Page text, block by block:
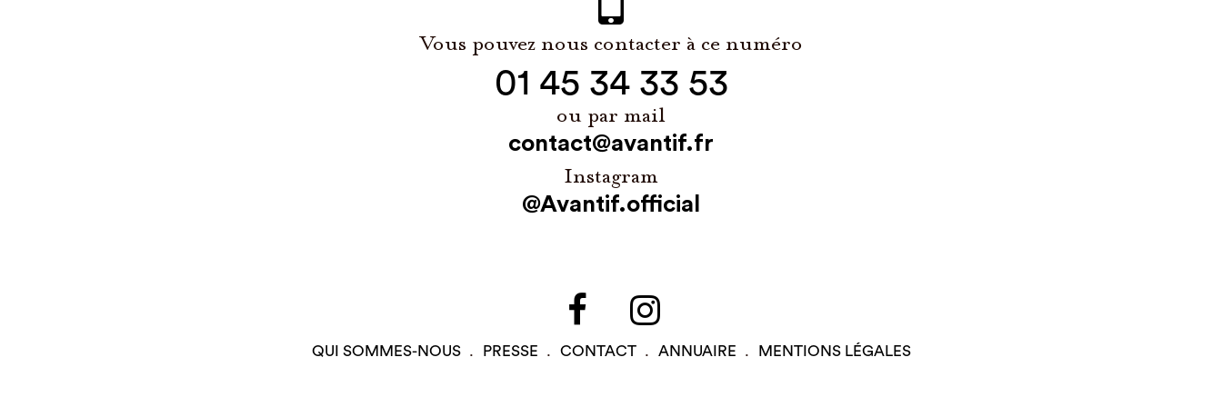
Vous pouvez nous contacter à ce numéro
01 45 34 33 53
ou par mail
contact@avantif.fr
Instagram
@Avantif.official
QUI SOMMES-NOUS PRESSE CONTACT ANNUAIRE MENTIONS LÉGALES